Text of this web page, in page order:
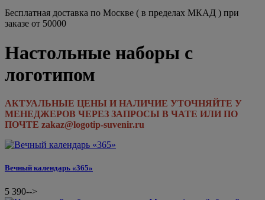
Бесплатная доставка по Москве ( в пределах МКАД ) при
заказе от 50000
Настольные наборы с
логотипом
АКТУАЛЬНЫЕ ЦЕНЫ И НАЛИЧИЕ УТОЧНЯЙТЕ У
МЕНЕДЖЕРОВ ЧЕРЕЗ ЗАПРОСЫ В ЧАТЕ ИЛИ ПО
ПОЧТЕ zakaz@logotip-suvenir.ru
Вечный календарь «365»
5 390-->